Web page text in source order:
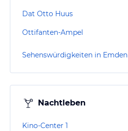
Dat Otto Huus
Ottifanten-Ampel
Sehenswürdigkeiten in Emden
Nachtleben
Kino-Center 1